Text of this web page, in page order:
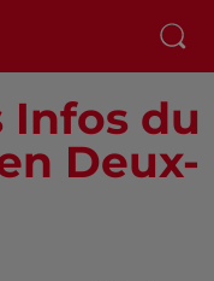
Infos du
Deux-